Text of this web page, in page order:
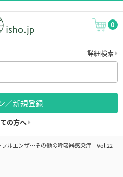
0
詳細検索
／新規登録
の方へ
フルエンザ〜その他の呼吸器感染症 Vol.22